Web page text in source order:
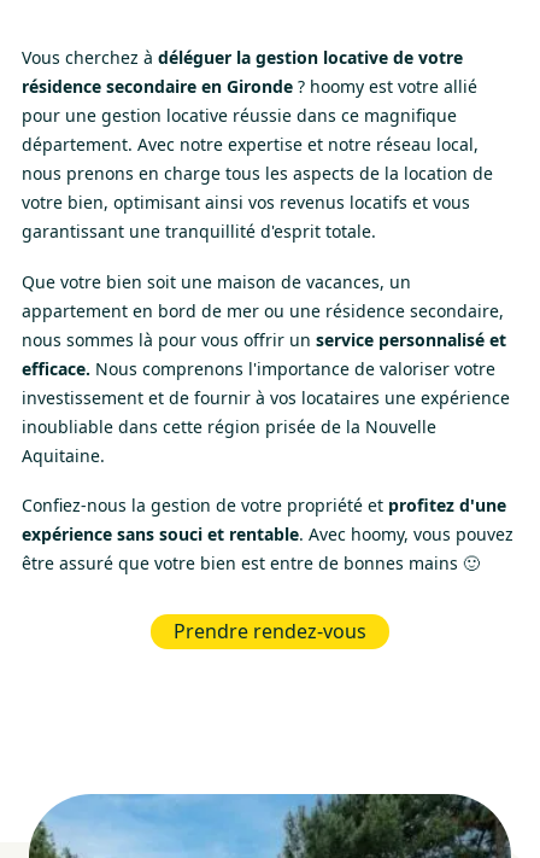
Vous cherchez à déléguer la gestion locative de votre
résidence secondaire en Gironde ? hoomy est votre allié
pour une gestion locative réussie dans ce magnifique
département. Avec notre expertise et notre réseau local,
nous prenons en charge tous les aspects de la location de
votre bien, optimisant ainsi vos revenus locatifs et vous
garantissant une tranquillité d'esprit totale.
Que votre bien soit une maison de vacances, un
appartement en bord de mer ou une résidence secondaire,
nous sommes là pour vous offrir un service personnalisé et
efficace. Nous comprenons l'importance de valoriser votre
investissement et de fournir à vos locataires une expérience
inoubliable dans cette région prisée de la Nouvelle
Aquitaine.
Confiez-nous la gestion de votre propriété et profitez d'une
expérience sans souci et rentable. Avec hoomy, vous pouvez
être assuré que votre bien est entre de bonnes mains 🙂
Prendre rendez-vous